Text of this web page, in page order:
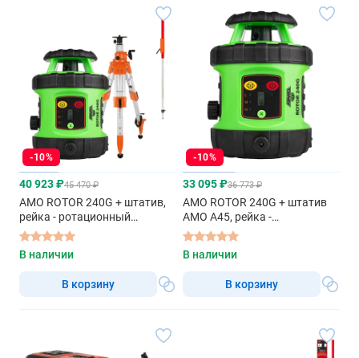
-10%
40 923 ₽45 470 ₽
AMO ROTOR 240G + штатив,
рейка - ротационный
нивелир с зеленым лучом
В наличии
В корзину
-10%
33 095 ₽36 773 ₽
AMO ROTOR 240G + штатив
AMO A45, рейка -
ротационный нивелир с
зеленым лучом
В наличии
В корзину